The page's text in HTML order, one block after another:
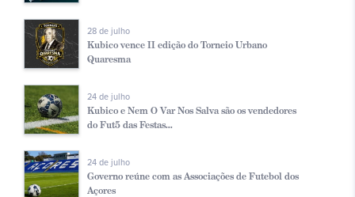
28 de julho
Kubico vence II edição do Torneio Urbano
Quaresma
24 de julho
Kubico e Nem O Var Nos Salva são os vendedores
do Fut5 das Festas...
24 de julho
Governo reúne com as Associações de Futebol dos
Açores